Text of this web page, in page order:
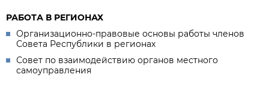
РАБОТА В РЕГИОНАХ
Организационно-правовые основы работы членов
Совета Республики в регионах
Совет по взаимодействию органов местного
самоуправления